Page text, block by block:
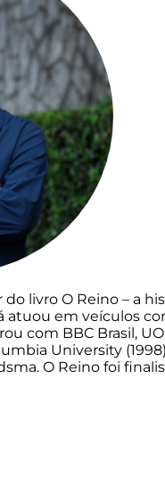
livro O Reino – a
em veículos
com BBC Brasil,
University
O Reino foi